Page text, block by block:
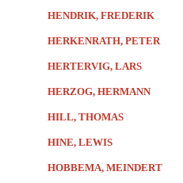
HENDRIK, FREDERIK
HERKENRATH, PETER
HERTERVIG, LARS
HERZOG, HERMANN
HILL, THOMAS
HINE, LEWIS
HOBBEMA, MEINDERT